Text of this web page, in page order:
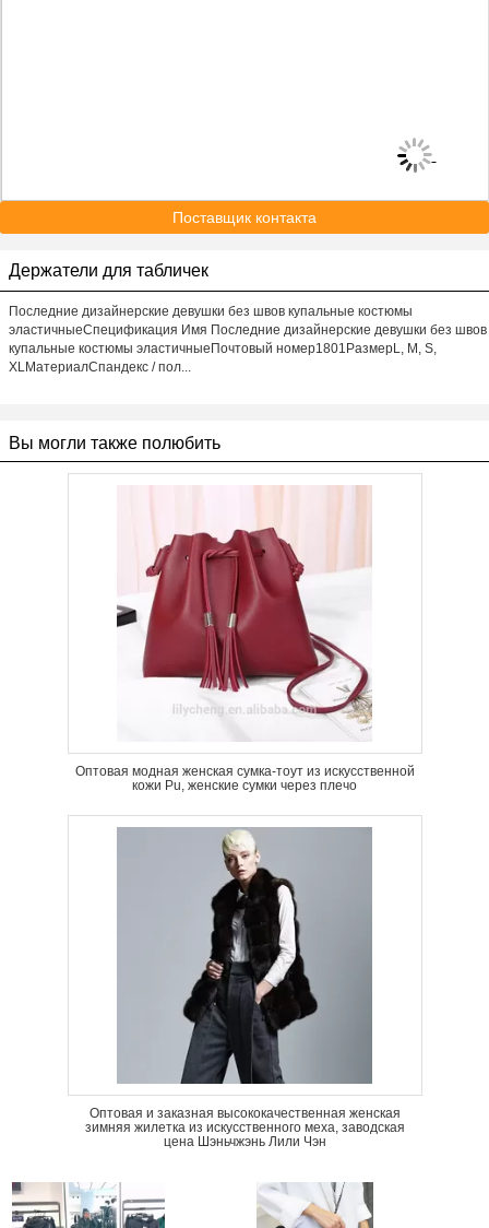
Поставщик контакта
Держатели для табличек
Последние дизайнерские девушки без швов купальные костюмы
эластичныеСпецификация Имя Последние дизайнерские девушки без швов
купальные костюмы эластичныеПочтовый номер1801РазмерL, M, S,
XLМатериалСпандекс / пол...
Вы могли также полюбить
Оптовая модная женская сумка-тоут из искусственной
кожи Pu, женские сумки через плечо
Оптовая и заказная высококачественная женская
зимняя жилетка из искусственного меха, заводская
цена Шэньчжэнь Лили Чэн